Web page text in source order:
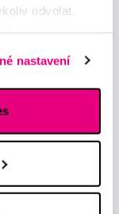
odvolat.
nastavení
nabídkách
tyto účely.